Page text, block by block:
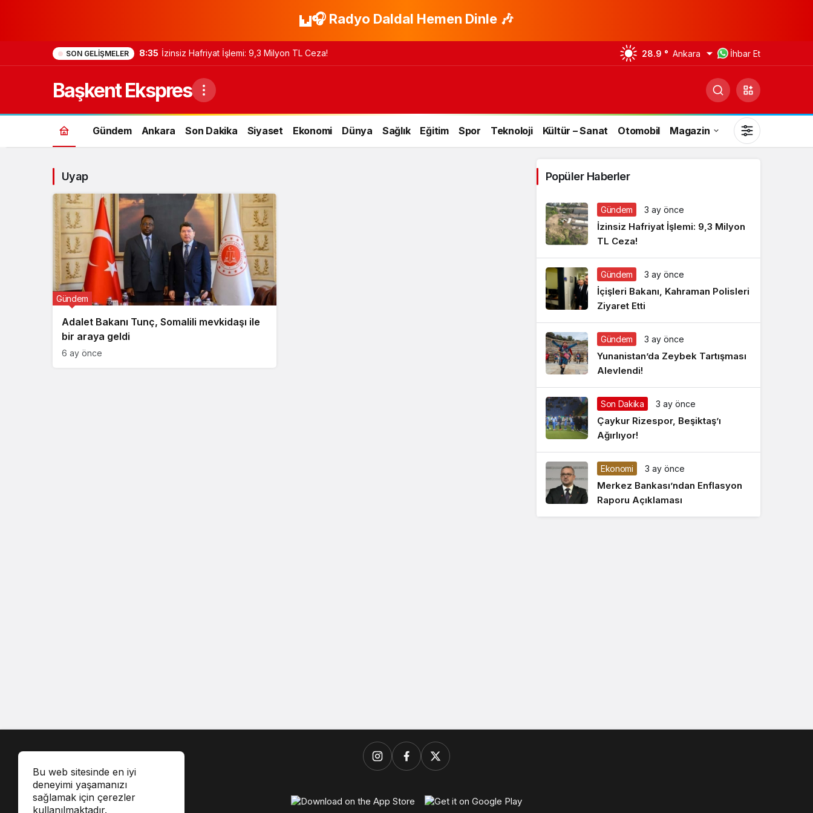
🎧 Radyo Daldal Hemen Dinle 🎶
SON GELIŞMELER 8:35 İzinsiz Hafriyat İşlemi: 9,3 Milyon TL Ceza! 28.9 ° Ankara İhbar Et
Başkent Ekspres
Gündem Ankara Son Dakika Siyaset Ekonomi Dünya Sağlık Eğitim Spor Teknoloji Kültür – Sanat Otomobil Magazin
Gündüz Modu
Gündüz modunu seçin.
Gece Modu
Gece modunu seçin.
Sistem Modu
Sistem modunu seçin.
Uyap
Adalet Bakanı Tunç, Somalili mevkidaşı ile
bir araya geldi
Gündem
6 ay önce
Popüler Haberler
Gündem 3 ay önce
İzinsiz Hafriyat İşlemi: 9,3 Milyon
TL Ceza!
Gündem 3 ay önce
İçişleri Bakanı, Kahraman Polisleri
Ziyaret Etti
Gündem 3 ay önce
Yunanistan’da Zeybek Tartışması
Alevlendi!
Son Dakika 3 ay önce
Çaykur Rizespor, Beşiktaş’ı
Ağırlıyor!
Ekonomi 3 ay önce
Merkez Bankası’ndan Enflasyon
Raporu Açıklaması
Bu web sitesinde en iyi
deneyimi yaşamanızı
sağlamak için çerezler
kullanılmaktadır.